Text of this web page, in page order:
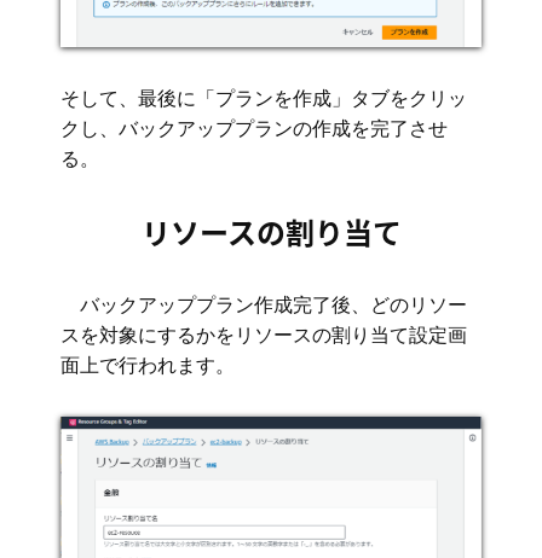
そして、最後に「プランを作成」タブをクリッ
クし、バックアッププランの作成を完了させ
る。
リソースの割り当て
バックアッププラン作成完了後、どのリソー
スを対象にするかをリソースの割り当て設定画
面上で行われます。